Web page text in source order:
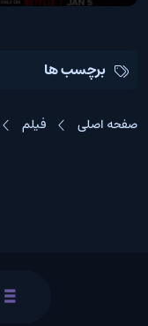
برچسب ها
صفحه اصلی فیلم